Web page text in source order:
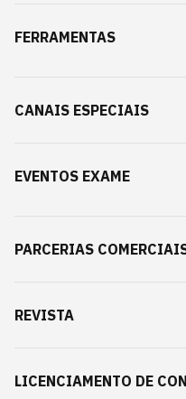
FERRAMENTAS
CANAIS ESPECIAIS
EVENTOS EXAME
PARCERIAS
REVISTA
LICENCIAMENTO DE